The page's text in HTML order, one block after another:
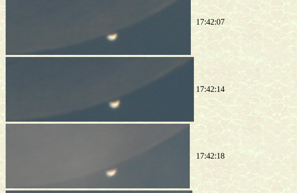
17:42:07
17:42:14
17:42:18